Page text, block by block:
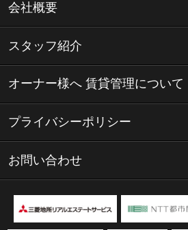
会社概要
スタッフ紹介
オーナー様へ 賃貸管理について
プライバシーポリシー
お問い合わせ